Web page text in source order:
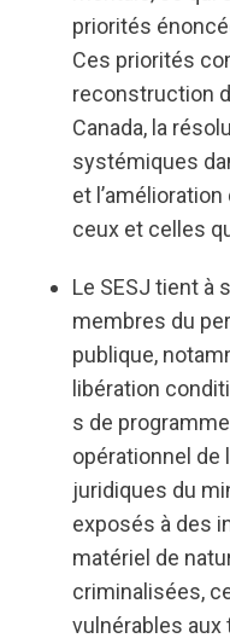
priorités
Ces priorités
reconstruction
Canada, la
systémiques
et
ceux et celles
Le SESJ tient à
membres du
publique,
libération
s de
opérationnel de
juridiques du
exposés à des
matériel de
criminalisées,
vulnérables